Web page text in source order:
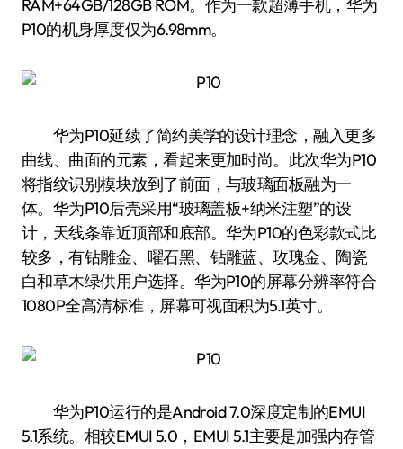
RAM+64GB/128GB ROM。作为一款超薄手机，华为
P10的机身厚度仅为6.98mm。
华为P10延续了简约美学的设计理念，融入更多
曲线、曲面的元素，看起来更加时尚。此次华为P10
将指纹识别模块放到了前面，与玻璃面板融为一
体。华为P10后壳采用“玻璃盖板+纳米注塑”的设
计，天线条靠近顶部和底部。华为P10的色彩款式比
较多，有钻雕金、曜石黑、钻雕蓝、玫瑰金、陶瓷
白和草木绿供用户选择。华为P10的屏幕分辨率符合
1080P全高清标准，屏幕可视面积为5.1英寸。
华为P10运行的是Android 7.0深度定制的EMUI
5.1系统。相较EMUI 5.0，EMUI 5.1主要是加强内存管